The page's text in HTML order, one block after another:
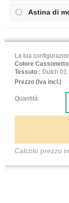
Astina di
La tua
Colore Cassonetto
Tessuto : Dutch 01
Prezzo (Iva incl.)
Quantità:
Calcolo prezzo